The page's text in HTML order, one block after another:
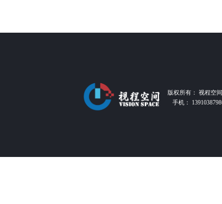
版权所有： 视程空
手机：